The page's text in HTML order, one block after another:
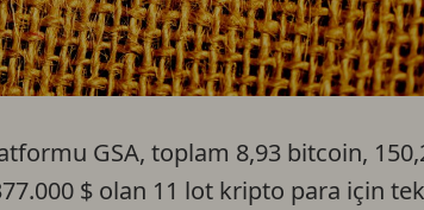
GSA, toplam 8,93 bitcoin,
$ olan 11 lot kripto para için